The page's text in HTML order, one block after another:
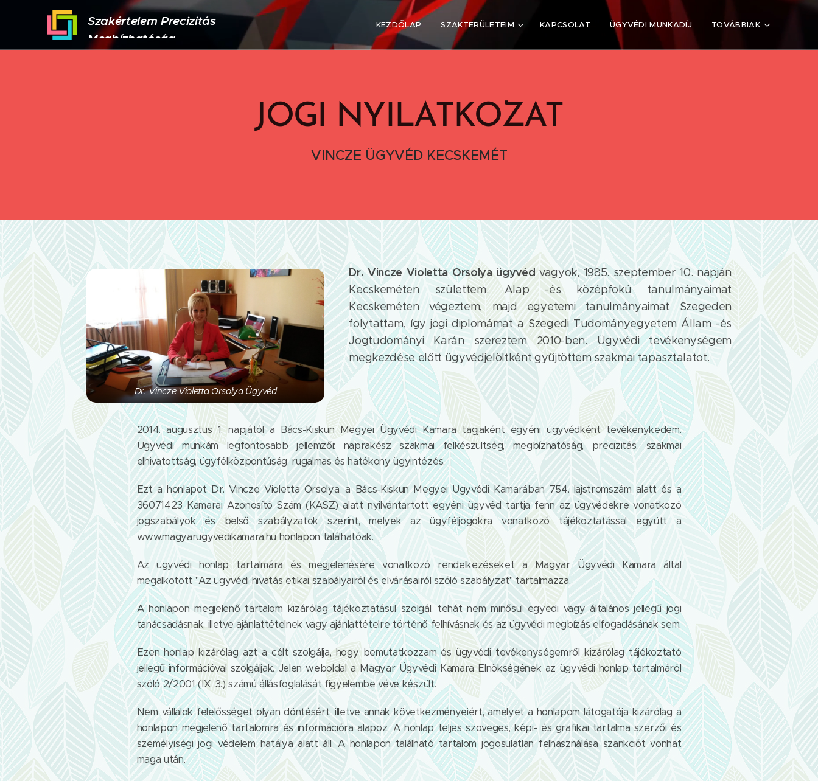
Szakértelem Precizitás
Megbízhatóság
KEZDŐLAP SZAKTERÜLETEIM KAPCSOLAT ÜGYVÉDI MUNKADÍJ TOVÁBBIAK
JOGI NYILATKOZAT
VINCZE ÜGYVÉD KECSKEMÉT
Dr. Vincze Violetta Orsolya Ügyvéd
Dr. Vincze Violetta Orsolya ügyvédvagyok, 1985. szeptember 10. napján
Kecskeméten születtem. Alap -és középfokú tanulmányaimat
Kecskeméten végeztem, majd egyetemi tanulmányaimat Szegeden
folytattam, így jogi diplomámat a Szegedi Tudományegyetem Állam -és
Jogtudományi Karán szereztem 2010-ben. Ügyvédi tevékenységem
megkezdése előtt ügyvédjelöltként gyűjtöttem szakmai tapasztalatot.
2014. augusztus 1. napjától a Bács-Kiskun Megyei Ügyvédi Kamara tagjaként egyéni ügyvédként tevékenykedem.
Ügyvédi munkám legfontosabb jellemzői: naprakész szakmai felkészültség, megbízhatóság, precizitás, szakmai
elhivatottság, ügyfélközpontúság, rugalmas és hatékony ügyintézés.
Ezt a honlapot Dr. Vincze Violetta Orsolya, a Bács-Kiskun Megyei Ügyvédi Kamarában 754. lajstromszám alatt és a
36071423 Kamarai Azonosító Szám (KASZ) alatt nyilvántartott egyéni ügyvéd tartja fenn az ügyvédekre vonatkozó
jogszabályok és belső szabályzatok szerint, melyek az ügyféljogokra vonatkozó tájékoztatással együtt a
www.magyarugyvedikamara.hu honlapon találhatóak.
Az ügyvédi honlap tartalmára és megjelenésére vonatkozó rendelkezéseket a Magyar Ügyvédi Kamara által
megalkotott "Az ügyvédi hivatás etikai szabályairól és elvárásairól szóló szabályzat" tartalmazza.
A honlapon megjelenő tartalom kizárólag tájékoztatásul szolgál, tehát nem minősül egyedi vagy általános jellegű jogi
tanácsadásnak, illetve ajánlattételnek vagy ajánlattételre történő felhívásnak és az ügyvédi megbízás elfogadásának sem.
Ezen honlap kizárólag azt a célt szolgálja, hogy bemutatkozzam és ügyvédi tevékenységemről kizárólag tájékoztató
jellegű információval szolgáljak. Jelen weboldal a Magyar Ügyvédi Kamara Elnökségének az ügyvédi honlap tartalmáról
szóló 2/2001 (IX. 3.) számú állásfoglalását figyelembe véve készült.
Nem vállalok felelősséget olyan döntésért, illetve annak következményeiért, amelyet a honlapom látogatója kizárólag a
honlapon megjelenő tartalomra és információra alapoz. A honlap teljes szöveges, képi- és grafikai tartalma szerzői és
személyiségi jogi védelem hatálya alatt áll. A honlapon található tartalom jogosulatlan felhasználása szankciót vonhat
maga után.